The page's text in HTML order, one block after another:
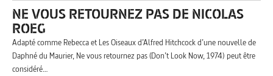
NE VOUS RETOURNEZ PAS DE NICOLAS
ROEG
Adapté comme Rebecca et Les Oiseaux d’Alfred Hitchcock d’une nouvelle de
Daphné du Maurier, Ne vous retournez pas (Don’t Look Now, 1974) peut être
considéré…